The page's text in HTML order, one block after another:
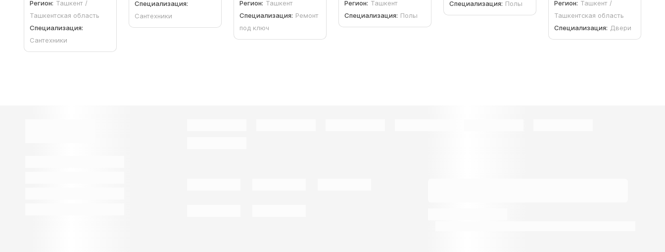
Регион: Ташкент /
Ташкентская область
Специализация:
Сантехники
Специализация:
Сантехники
Регион: Ташкент
Специализация: Ремонт
под ключ
Регион: Ташкент
Специализация: Полы
Специализация: Полы
Регион: Ташкент /
Ташкентская область
Специализация: Двери